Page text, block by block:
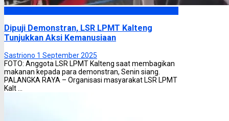
Dipuji Demonstran, LSR LPMT Kalteng
Tunjukkan Aksi Kemanusiaan
Sastriono 1 September 2025
FOTO: Anggota LSR LPMT Kalteng saat membagikan
makanan kepada para demonstran, Senin siang.
PALANGKA RAYA – Organisasi masyarakat LSR LPMT
Kalt ...